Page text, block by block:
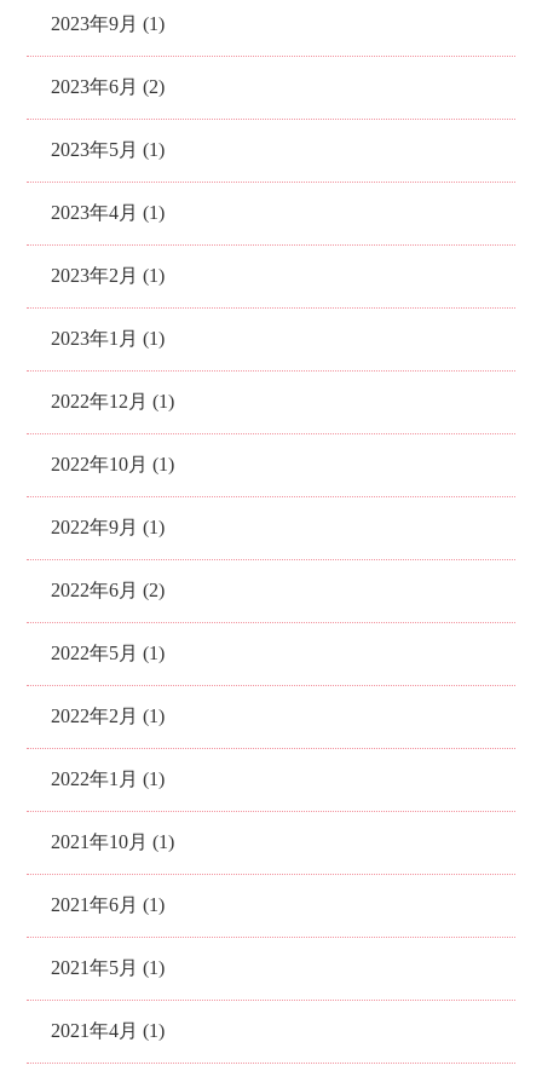
2023年9月 (1)
2023年6月 (2)
2023年5月 (1)
2023年4月 (1)
2023年2月 (1)
2023年1月 (1)
2022年12月 (1)
2022年10月 (1)
2022年9月 (1)
2022年6月 (2)
2022年5月 (1)
2022年2月 (1)
2022年1月 (1)
2021年10月 (1)
2021年6月 (1)
2021年5月 (1)
2021年4月 (1)